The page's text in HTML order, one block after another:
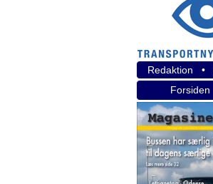
Redaktion •
Forsiden